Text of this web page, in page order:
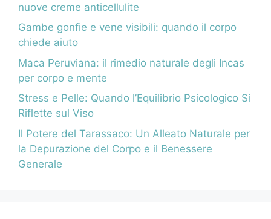
nuove creme anticellulite
Gambe gonfie e vene visibili: quando il corpo
chiede aiuto
Maca Peruviana: il rimedio naturale degli Incas
per corpo e mente
Stress e Pelle: Quando l’Equilibrio Psicologico Si
Riflette sul Viso
Il Potere del Tarassaco: Un Alleato Naturale per
la Depurazione del Corpo e il Benessere
Generale